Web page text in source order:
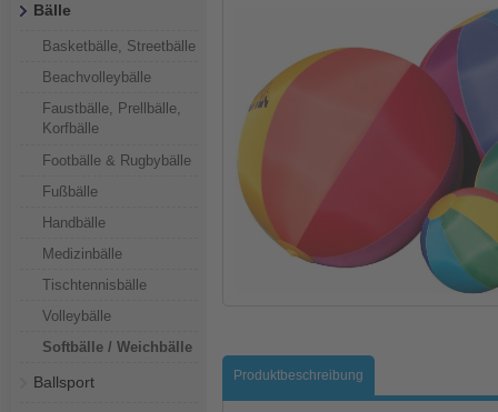
Bälle
Basketbälle, Streetbälle
Beachvolleybälle
Faustbälle, Prellbälle,
Korfbälle
Footbälle & Rugbybälle
Fußbälle
Handbälle
Medizinbälle
Tischtennisbälle
Volleybälle
Softbälle / Weichbälle
Ballsport Produktbeschreibung